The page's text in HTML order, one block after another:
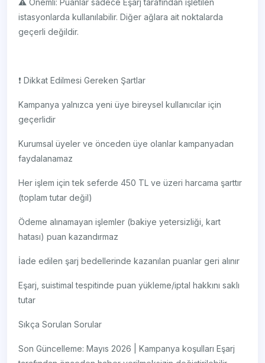
⚠️ Önemli: Puanlar sadece Eşarj tarafından işletilen
istasyonlarda kullanılabilir. Diğer ağlara ait noktalarda
geçerli değildir.
❗ Dikkat Edilmesi Gereken Şartlar
Kampanya yalnızca yeni üye bireysel kullanıcılar için
geçerlidir
Kurumsal üyeler ve önceden üye olanlar kampanyadan
faydalanamaz
Her işlem için tek seferde 450 TL ve üzeri harcama şarttır
(toplam tutar değil)
Ödeme alınamayan işlemler (bakiye yetersizliği, kart
hatası) puan kazandırmaz
İade edilen şarj bedellerinde kazanılan puanlar geri alınır
Eşarj, suistimal tespitinde puan yükleme/iptal hakkını saklı
tutar
Sıkça Sorulan Sorular
Son Güncelleme: Mayıs 2026 | Kampanya koşulları Eşarj